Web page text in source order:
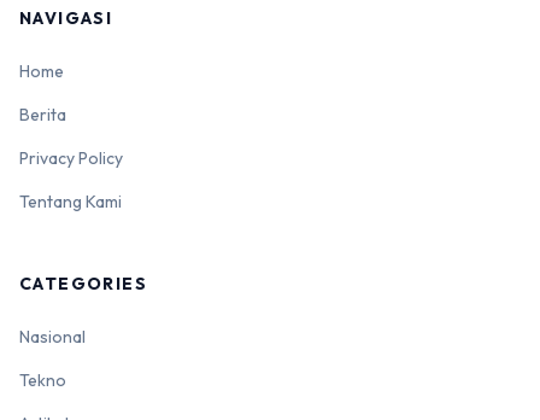
NAVIGASI
Home
Berita
Privacy Policy
Tentang Kami
CATEGORIES
Nasional
Tekno